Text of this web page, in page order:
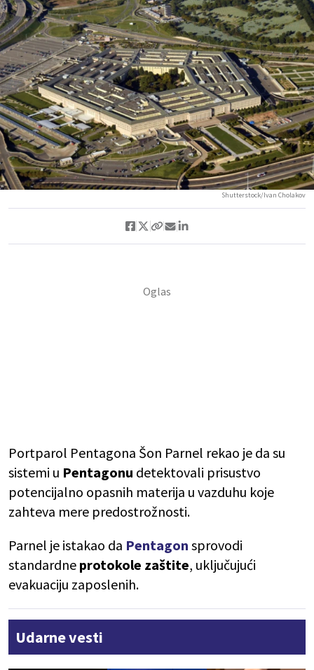
Shutterstock/Ivan Cholakov
Portparol Pentagona Šon Parnel rekao je da su
sistemi u Pentagonu detektovali prisustvo
potencijalno opasnih materija u vazduhu koje
zahteva mere predostrožnosti.
Parnel je istakao da Pentagon sprovodi
standardne protokole zaštite, uključujući
evakuaciju zaposlenih.
Udarne vesti